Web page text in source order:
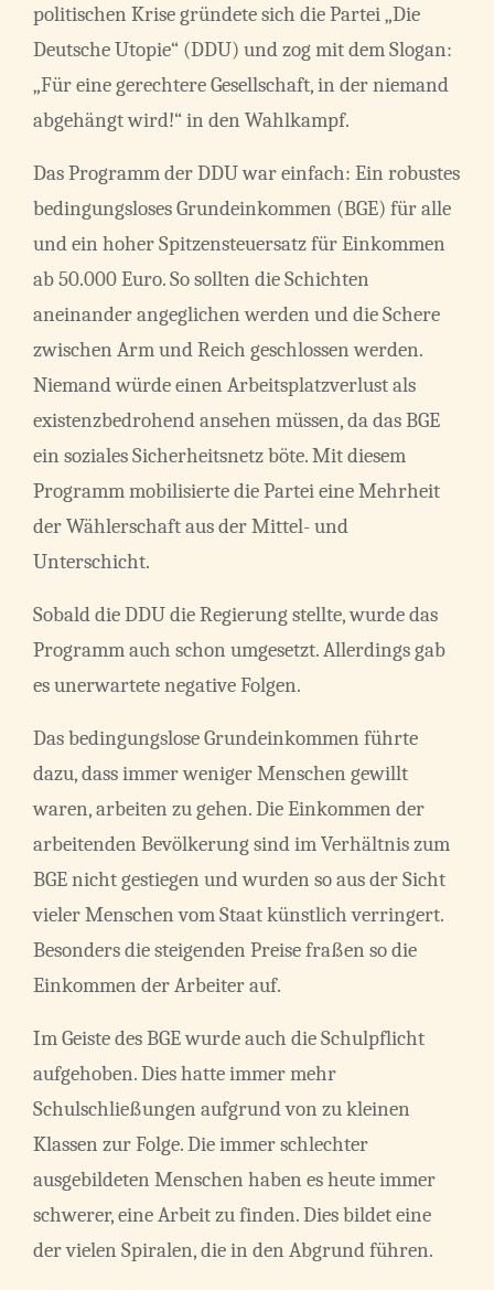
politischen Krise gründete sich die Partei „Die
Deutsche Utopie“ (DDU) und zog mit dem Slogan:
„Für eine gerechtere Gesellschaft, in der niemand
abgehängt wird!“ in den Wahlkampf.
Das Programm der DDU war einfach: Ein robustes
bedingungsloses Grundeinkommen (BGE) für alle
und ein hoher Spitzensteuersatz für Einkommen
ab 50.000 Euro. So sollten die Schichten
aneinander angeglichen werden und die Schere
zwischen Arm und Reich geschlossen werden.
Niemand würde einen Arbeitsplatzverlust als
existenzbedrohend ansehen müssen, da das BGE
ein soziales Sicherheitsnetz böte. Mit diesem
Programm mobilisierte die Partei eine Mehrheit
der Wählerschaft aus der Mittel- und
Unterschicht.
Sobald die DDU die Regierung stellte, wurde das
Programm auch schon umgesetzt. Allerdings gab
es unerwartete negative Folgen.
Das bedingungslose Grundeinkommen führte
dazu, dass immer weniger Menschen gewillt
waren, arbeiten zu gehen. Die Einkommen der
arbeitenden Bevölkerung sind im Verhältnis zum
BGE nicht gestiegen und wurden so aus der Sicht
vieler Menschen vom Staat künstlich verringert.
Besonders die steigenden Preise fraßen so die
Einkommen der Arbeiter auf.
Im Geiste des BGE wurde auch die Schulpflicht
aufgehoben. Dies hatte immer mehr
Schulschließungen aufgrund von zu kleinen
Klassen zur Folge. Die immer schlechter
ausgebildeten Menschen haben es heute immer
schwerer, eine Arbeit zu finden. Dies bildet eine
der vielen Spiralen, die in den Abgrund führen.